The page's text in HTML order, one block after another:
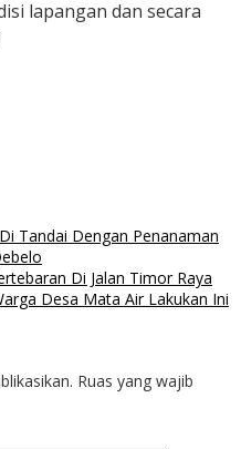
lapangan dan secara
Tandai Dengan Penanaman
Di Jalan Timor Raya
Desa Mata Air Lakukan Ini
Ruas yang wajib